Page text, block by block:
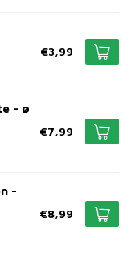
€3,99
- ø
€7,99
-
€8,99